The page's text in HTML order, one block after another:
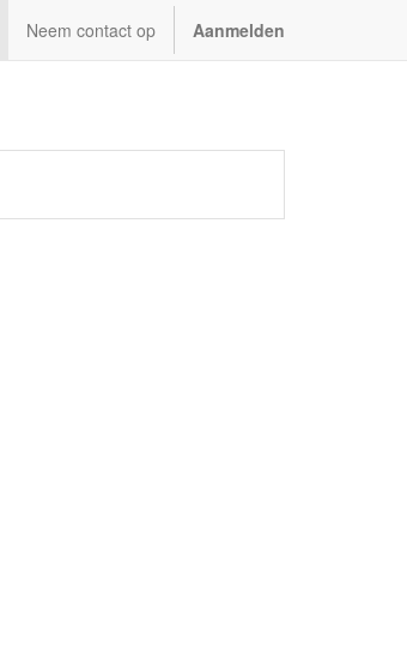
Neem contact op Aanmelden